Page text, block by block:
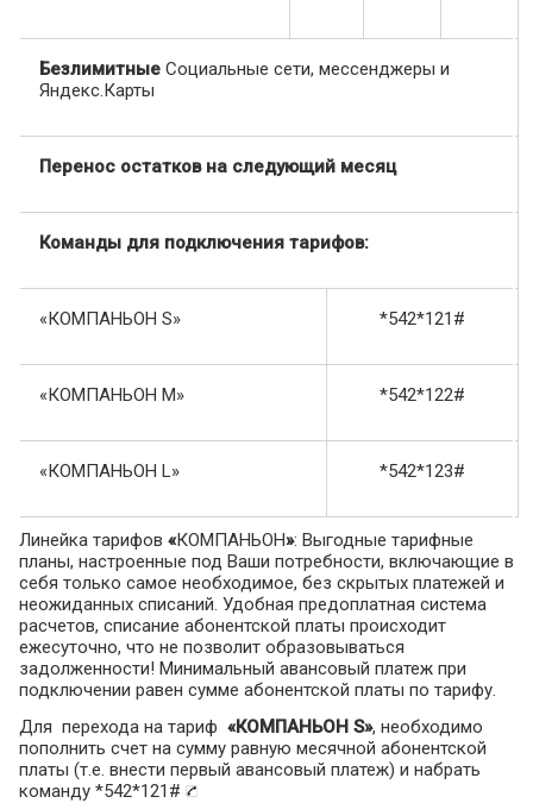
Безлимитные Социальные сети, мессенджеры и
Яндекс.Карты
Перенос остатков на следующий месяц
Команды для подключения тарифов:
«КОМПАНЬОН S» *542*121#
«КОМПАНЬОН M» *542*122#
«КОМПАНЬОН L» *542*123#
Линейка тарифов «КОМПАНЬОН»: Выгодные тарифные
планы, настроенные под Ваши потребности, включающие в
себя только самое необходимое, без скрытых платежей и
неожиданных списаний. Удобная предоплатная система
расчетов, списание абонентской платы происходит
ежесуточно, что не позволит образовываться
задолженности! Минимальный авансовый платеж при
подключении равен сумме абонентской платы по тарифу.
Для перехода на тариф «КОМПАНЬОН S», необходимо
пополнить счет на сумму равную месячной абонентской
платы (т.е. внести первый авансовый платеж) и набрать
команду *542*121#